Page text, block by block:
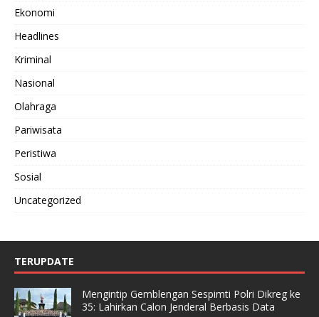
Ekonomi
Headlines
Kriminal
Nasional
Olahraga
Pariwisata
Peristiwa
Sosial
Uncategorized
TERUPDATE
Mengintip Gemblengan Sespimti Polri Dikreg ke
35: Lahirkan Calon Jenderal Berbasis Data